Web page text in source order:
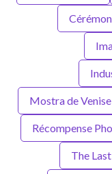
Mostra de
Récompense
The